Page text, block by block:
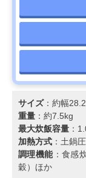
サイズ：約幅
重量 ：約7.5kg
最大炊飯容量 ：
加熱方式 ：土鍋
調理機能：食感
穀）ほか